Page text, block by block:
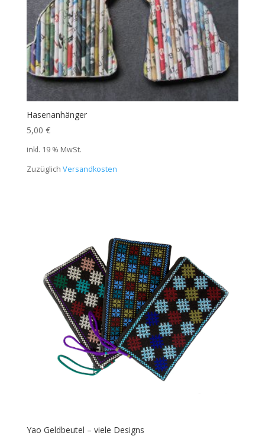
Hasenanhänger
5,00 €
inkl. 19 % MwSt.
Zuzüglich Versandkosten
Yao Geldbeutel – viele Designs